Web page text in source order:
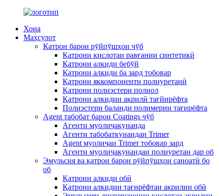
Хона
Маҳсулот
Қатрон барои рӯйпӯшҳои чӯб
Қатрони кислотаи равғании синтетикӣ
Қатрони алкиди бебӯй
Қатрони алкиди ба зард тобовар
Қатрони яккомпоненти полиуретанӣ
Қатрони полиэстери полиол
Қатрони алкидии акрилӣ тағйирёфта
Полиэстери баланди полимерии тағирёфта
Agent табобат барои Coatings чӯб
Агенти муолиҷакунанда
Агенти табобаткунандаи Trimer
Agent муолиҷаи Trimer тобовар зард
Агенти муолиҷакунандаи полиуретан дар об
Эмульсия ва қатрон барои рӯйпӯшҳои саноатӣ бо
об
Қатрони алкиди обӣ
Қатрони алкидии тағирёфтаи акрилии обӣ